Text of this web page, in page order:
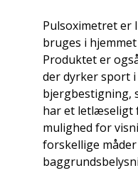
Pulsoximetret er
bruges i
Produktet er
der dyrker sport
bjergbestigning,
har et letlæseligt
mulighed for
forskellige